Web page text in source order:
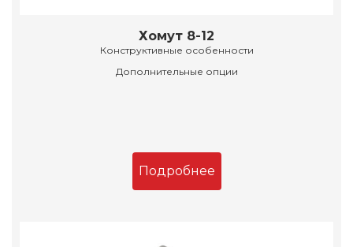
Хомут 8-12
Конструктивные особенности
Дополнительные опции
Подробнее